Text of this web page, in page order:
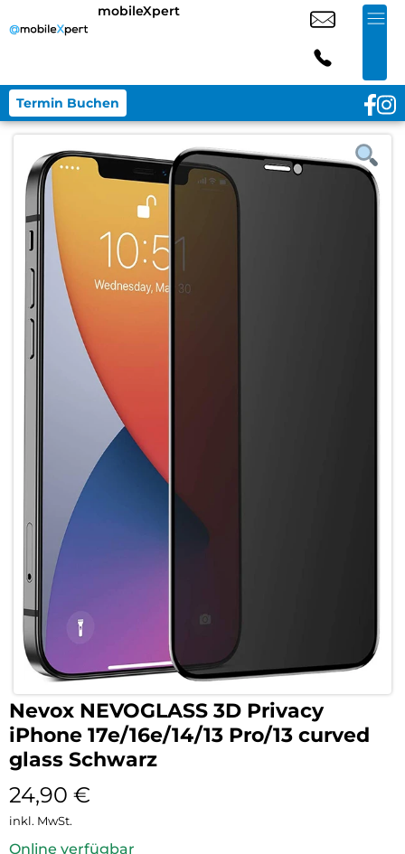
mobileXpert
Termin Buchen
Nevox NEVOGLASS 3D Privacy
iPhone 17e/16e/14/13 Pro/13 curved
glass Schwarz
24,90 €
inkl. MwSt.
Online verfügbar